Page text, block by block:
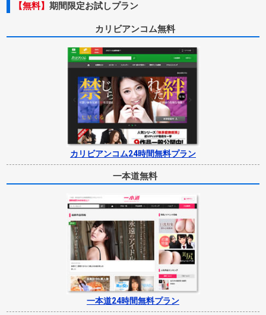
【無料】期間限定お試しプラン
カリビアンコム無料
カリビアンコム24時間無料プラン
一本道無料
一本道24時間無料プラン